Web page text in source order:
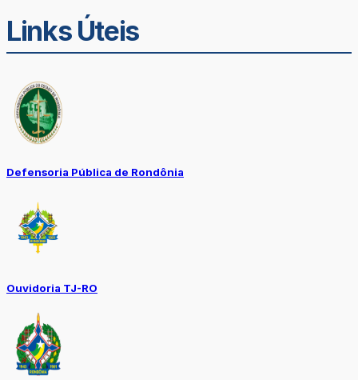
Links Úteis
Defensoria Pública de Rondônia
Ouvidoria TJ-RO